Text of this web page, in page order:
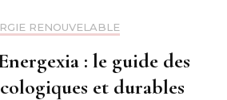
RENOUVELABLE
: le guide des
et durables